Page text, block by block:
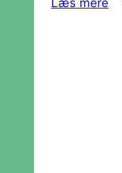
Læs mere